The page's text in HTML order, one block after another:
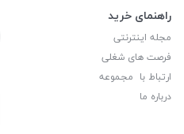
راهنمای خرید
مجله اینترنتی
فرصت های شغلی
ارتباط با مجموعه
درباره ما